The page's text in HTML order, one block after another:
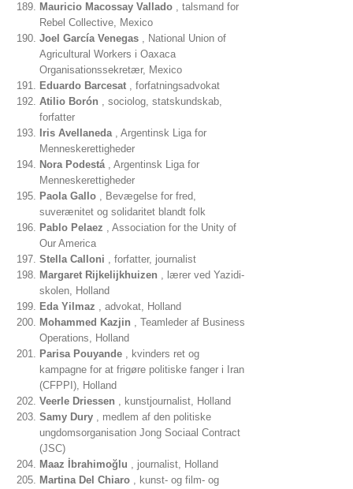
Mauricio Macossay Vallado , talsmand for
Rebel Collective, Mexico
Joel García Venegas , National Union of
Agricultural Workers i Oaxaca
Organisationssekretær, Mexico
Eduardo Barcesat , forfatningsadvokat
Atilio Borón , sociolog, statskundskab,
forfatter
Iris Avellaneda, Argentinsk Liga for
Menneskerettigheder
Nora Podestá, Argentinsk Liga for
Menneskerettigheder
Paola Gallo , Bevægelse for fred,
suverænitet og solidaritet blandt folk
Pablo Pelaez , Association for the Unity of
Our America
Stella Calloni , forfatter, journalist
Margaret Rijkelijkhuizen , lærer ved Yazidi-
skolen, Holland
Eda Yilmaz , advokat, Holland
Mohammed Kazjin , Teamleder af Business
Operations, Holland
Parisa Pouyande , kvinders ret og
kampagne for at frigøre politiske fanger i Iran
(CFPPI), Holland
Veerle Driessen , kunstjournalist, Holland
Samy Dury , medlem af den politiske
ungdomsorganisation Jong Sociaal Contract
(JSC)
Maaz İbrahimoğlu , journalist, Holland
Martina Del Chiaro , kunst- og film- og